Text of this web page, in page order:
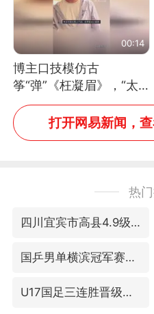
00:14
博主口技模仿古
筝“弹”《枉凝眉》，“太
像了～你是吃古筝长大的
吗？”“或将成为首位考级
不带古筝的选手。”（来
打开网易新闻，
热
四川宜宾市高县4.9级地震致1人死亡
国乒男单横滨冠军赛全军覆没
U17国足三连胜晋级明日之星半决赛